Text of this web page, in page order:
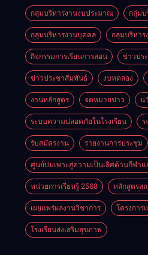
กลุ่มบริหารงานงบประมาณ กลุ่มบ
กลุ่มบริหารงานบุคคล กลุ่มบริหาร
กิจกรรมการเรียนการสอน ข่าวปร
ข่าวประชาสัมพันธ์ งบทดลอง
งานหลักสูตร จดหมายข่าว น
ระบบความปลอดภัยในโรงเรียน ร
รับสมัครงาน รายงานการประชุม
ศูนย์บ่มเพาะสู่ความเป็นเลิศด้านกีฬาแ
หน่วยการเรียนรู้ 2568 หลักสูตรส
เผยแพร่ผลงานวิชาการ โครงการ
โรงเรียนส่งเสริมสุขภาพ